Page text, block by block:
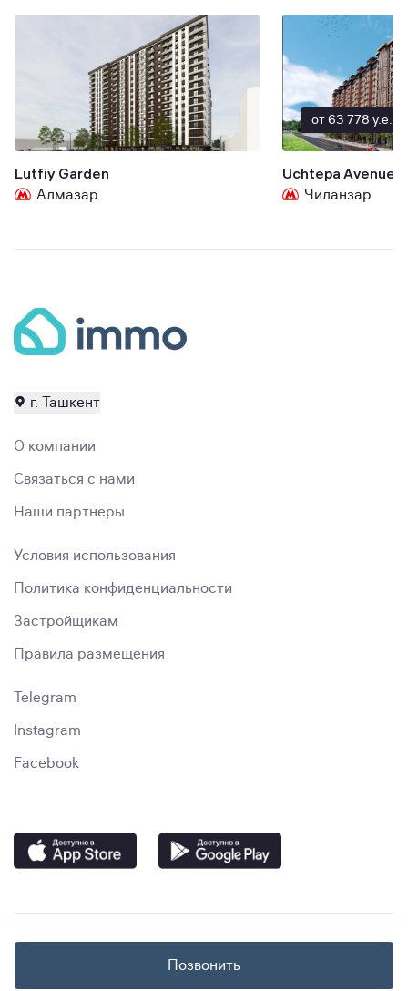
Lutfiy Garden
Алмазар
от 63 778 y.e.
Uchtepa Avenue
Чиланзар
Позвонить
г. Ташкент
О компании
Связаться с нами
Наши партнёры
Условия использования
Политика конфиденциальности
Застройщикам
Правила размещения
Telegram
Instagram
Facebook
© immo.uz, 2023–2024. "Smart Media Solutions" MChJ